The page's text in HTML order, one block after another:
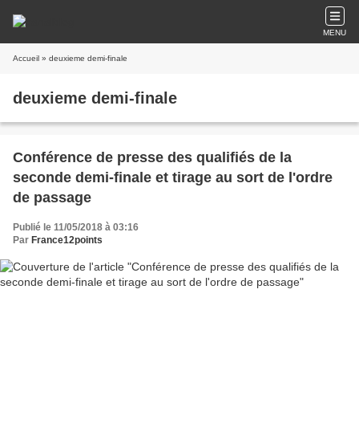
MENU
Accueil » deuxieme demi-finale
deuxieme demi-finale
Conférence de presse des qualifiés de la
seconde demi-finale et tirage au sort de l'ordre
de passage
Publié le 11/05/2018 à 03:16
Par France12points